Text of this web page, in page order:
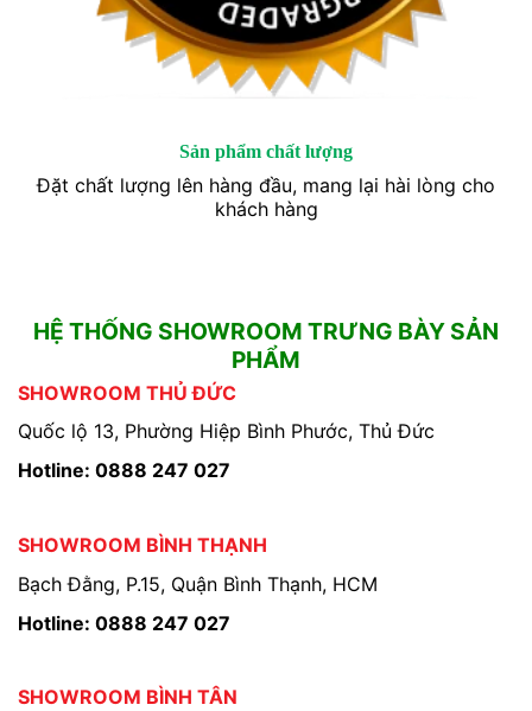
Sản phẩm chất lượng
Đặt chất lượng lên hàng đầu, mang lại hài lòng cho
khách hàng
HỆ THỐNG SHOWROOM TRƯNG BÀY SẢN
PHẨM
SHOWROOM THỦ ĐỨC
Quốc lộ 13, Phường Hiệp Bình Phước, Thủ Đức
Hotline: 0888 247 027
SHOWROOM BÌNH THẠNH
Bạch Đằng, P.15, Quận Bình Thạnh, HCM
Hotline: 0888 247 027
SHOWROOM BÌNH TÂN